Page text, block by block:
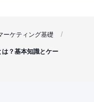
ーケティング基礎
？基本知識とケー